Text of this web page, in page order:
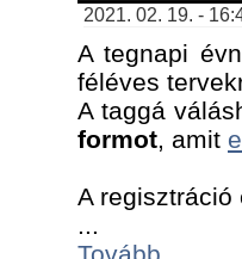
2021. 02. 19. -
A tegnapi
féléves
A taggá
formot, amit
A
...